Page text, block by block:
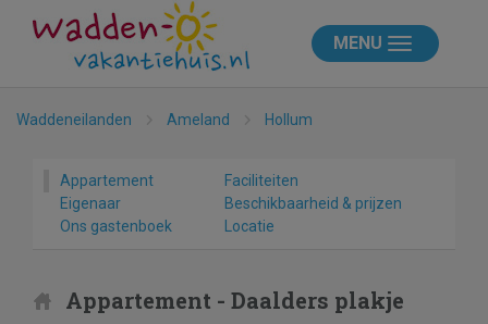
MENU
Waddeneilanden Ameland Hollum
Appartement
Faciliteiten
Eigenaar
Beschikbaarheid & prijzen
Ons gastenboek
Locatie
Appartement - Daalders plakje